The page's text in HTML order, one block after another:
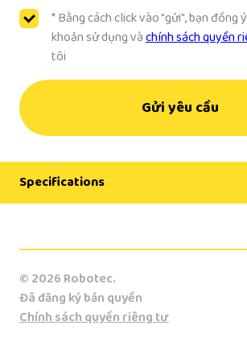
* Bằng cách click vào "gửi", bạn đồng
khoản sử dụng vàchính sách quyền
tôi
Gửi yêu cầu
Specifications
Model
TS2-100
© 2026 Robotec.
Đã đăng ký bản quyền
Chính sách quyền riêng tư